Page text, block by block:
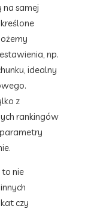
na samej
np.
idealny
z
rankingów
nie
czy